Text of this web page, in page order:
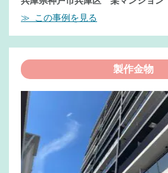
≫ この事例を見る
製作金物